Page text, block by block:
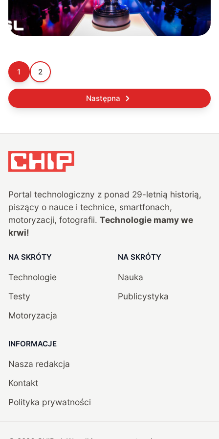
1 2
Następna
Portal technologiczny z ponad 29-letnią historią,
piszący o nauce i technice, smartfonach,
motoryzacji, fotografii. Technologie mamy we
krwi!
NA SKRÓTY
Technologie
Testy
Motoryzacja
NA SKRÓTY
Nauka
Publicystyka
INFORMACJE
Nasza redakcja
Kontakt
Polityka prywatności